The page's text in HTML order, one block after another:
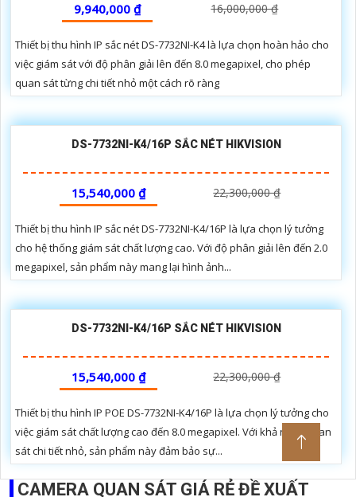
9,940,000 ₫ 16,000,000 ₫
Thiết bị thu hình IP sắc nét DS-7732NI-K4 là lựa chọn hoàn hảo cho
việc giám sát với độ phân giải lên đến 8.0 megapixel, cho phép
quan sát từng chi tiết nhỏ một cách rõ ràng
DS-7732NI-K4/16P SẮC NÉT HIKVISION
15,540,000 ₫ 22,300,000 ₫
Thiết bị thu hình IP sắc nét DS-7732NI-K4/16P là lựa chọn lý tưởng
cho hệ thống giám sát chất lượng cao. Với độ phân giải lên đến 2.0
megapixel, sản phẩm này mang lại hình ảnh...
DS-7732NI-K4/16P SẮC NÉT HIKVISION
15,540,000 ₫ 22,300,000 ₫
Thiết bị thu hình IP POE DS-7732NI-K4/16P là lựa chọn lý tưởng cho
việc giám sát chất lượng cao đến 8.0 megapixel. Với khả năng quan
sát chi tiết nhỏ, sản phẩm này đảm bảo sự...
CAMERA QUAN SÁT GIÁ RẺ ĐỀ XUẤT